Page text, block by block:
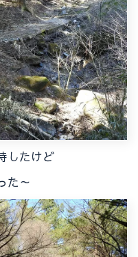
したけど
た～